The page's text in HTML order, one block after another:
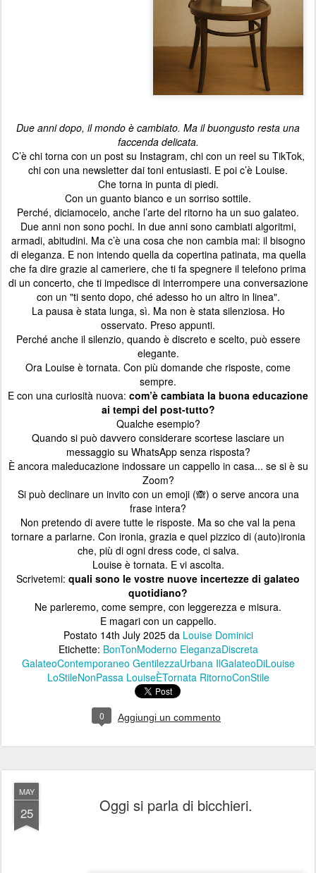
Due anni dopo, il mondo è cambiato. Ma il buongusto resta una
faccenda delicata.
C’è chi torna con un post su Instagram, chi con un reel su TikTok,
chi con una newsletter dai toni entusiasti. E poi c’è Louise.
Che torna in punta di piedi.
Con un guanto bianco e un sorriso sottile.
Perché, diciamocelo, anche l’arte del ritorno ha un suo galateo.
Due anni non sono pochi. In due anni sono cambiati algoritmi,
armadi, abitudini. Ma c’è una cosa che non cambia mai: il bisogno
di eleganza. E non intendo quella da copertina patinata, ma quella
che fa dire grazie al cameriere, che ti fa spegnere il telefono prima
di un concerto, che ti impedisce di interrompere una conversazione
con un "ti sento dopo, ché adesso ho un altro in linea".
La pausa è stata lunga, sì. Ma non è stata silenziosa. Ho
osservato. Preso appunti.
Perché anche il silenzio, quando è discreto e scelto, può essere
elegante.
Ora Louise è tornata. Con più domande che risposte, come
sempre.
E con una curiosità nuova: com’è cambiata la buona educazione
ai tempi del post-tutto?
Qualche esempio?
Quando si può davvero considerare scortese lasciare un
messaggio su WhatsApp senza risposta?
È ancora maleducazione indossare un cappello in casa... se si è su
Zoom?
Si può declinare un invito con un emoji (🙈) o serve ancora una
frase intera?
Non pretendo di avere tutte le risposte. Ma so che val la pena
tornare a parlarne. Con ironia, grazia e quel pizzico di (auto)ironia
che, più di ogni dress code, ci salva.
Louise è tornata. E vi ascolta.
Scrivetemi: quali sono le vostre nuove incertezze di galateo
quotidiano?
Ne parleremo, come sempre, con leggerezza e misura.
E magari con un cappello.
Postato 14th July 2025da Louise Dominici
Etichette: BonTonModerno EleganzaDiscreta
GalateoContemporaneo GentilezzaUrbana IlGalateoDiLouise
LoStileNonPassa LouiseÈTornata RitornoConStile
0 Aggiungi un commento
MAY
25 Oggi si parla di bicchieri.